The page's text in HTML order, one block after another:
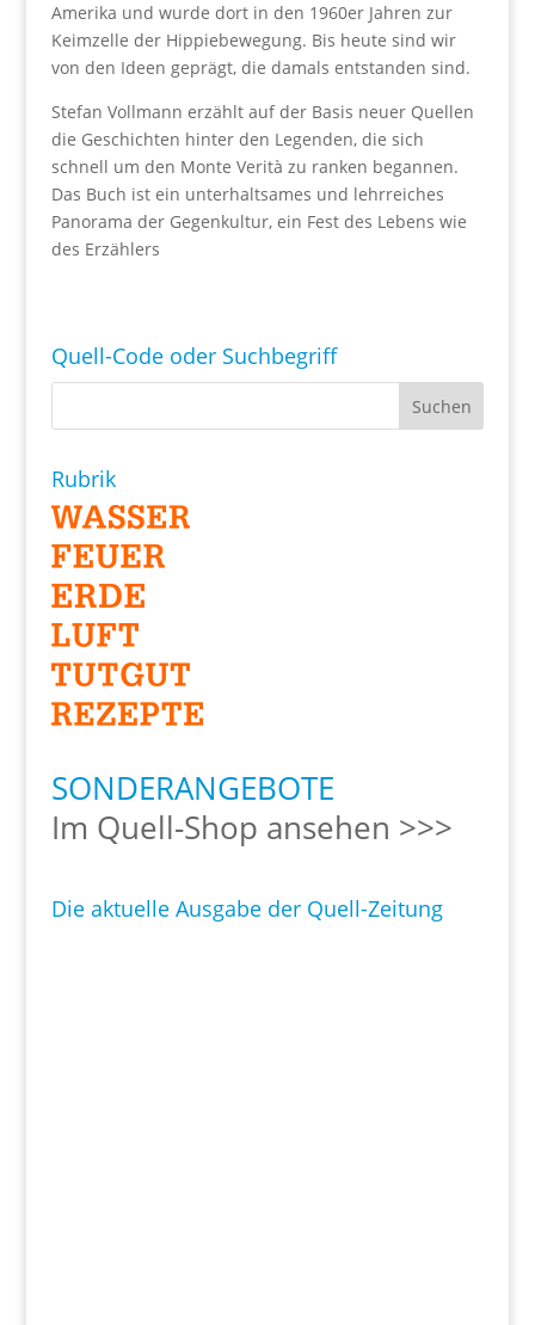
Amerika und wurde dort in den 1960er Jahren zur
Keimzelle der Hippiebewegung. Bis heute sind wir
von den Ideen geprägt, die damals entstanden sind.
Stefan Vollmann erzählt auf der Basis neuer Quellen
die Geschichten hinter den Legenden, die sich
schnell um den Monte Verità zu ranken begannen.
Das Buch ist ein unterhaltsames und lehrreiches
Panorama der Gegenkultur, ein Fest des Lebens wie
des Erzählers
Quell-Code oder Suchbegriff
Rubrik
SONDERANGEBOTE
Im Quell-Shop ansehen >>>
Die aktuelle Ausgabe der Quell-Zeitung